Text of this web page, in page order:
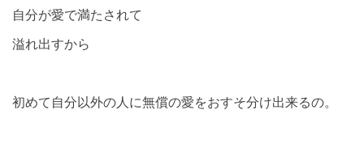
自分が愛で満たされて
溢れ出すから
初めて自分以外の人に無償の愛をおすそ分け出来るの。